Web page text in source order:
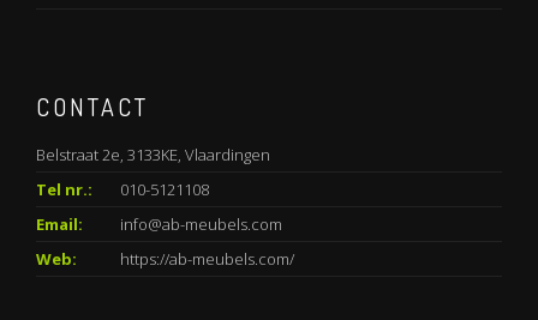
CONTACT
Belstraat 2e, 3133KE, Vlaardingen
Tel nr.:
010-5121108
Email:
info@ab-meubels.com
Web:
https://ab-meubels.com/